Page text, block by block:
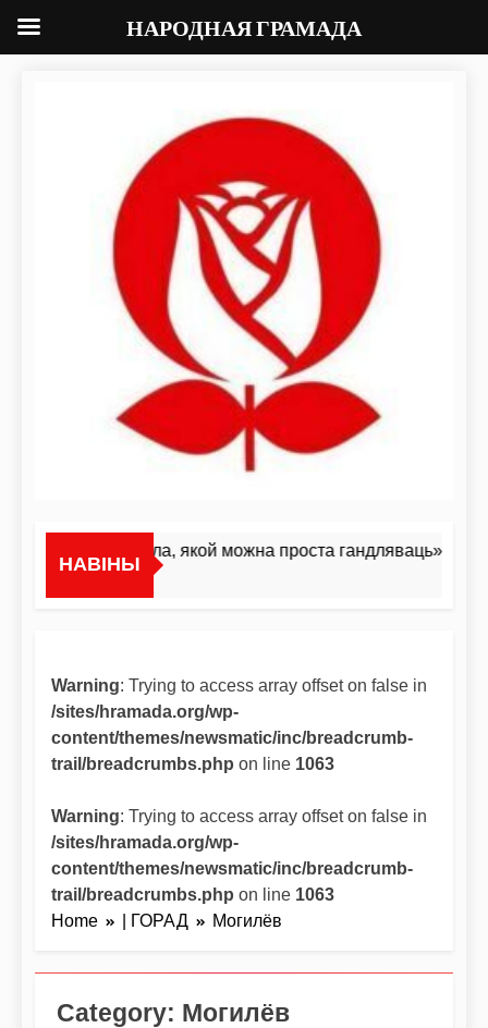
НАВІНЫ
«Я не жывёла, якой можна проста гандляваць»У
Warning: Trying to access array offset on false in
/sites/hramada.org/wp-
content/themes/newsmatic/inc/breadcrumb-
trail/breadcrumbs.php on line 1063
Warning: Trying to access array offset on false in
/sites/hramada.org/wp-
content/themes/newsmatic/inc/breadcrumb-
trail/breadcrumbs.php on line 1063
Home
| ГОРАД Могилёв
Category: Могилёв
НАРОДНАЯ ГРАМАДА